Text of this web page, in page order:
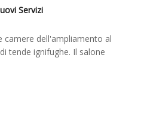
Servizi
dell'ampliamento al
tende ignifughe. Il salone